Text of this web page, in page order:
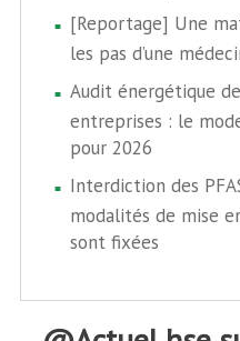
[Reportage] Une
les pas d’une
Audit énergétique
entreprises : le
pour 2026
Interdiction des
modalités de mise
sont fixées